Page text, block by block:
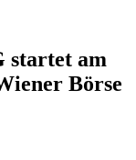
startet am
Börse